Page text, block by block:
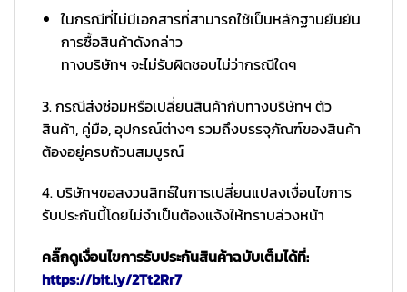
ในกรณีที่ไม่มีเอกสารที่สามารถใช้เป็นหลักฐานยืนยัน
การซื้อสินค้าดังกล่าว
ทางบริษัทฯ จะไม่รับผิดชอบไม่ว่ากรณีใดๆ
3. กรณีส่งซ่อมหรือเปลี่ยนสินค้ากับทางบริษัทฯ ตัว
สินค้า, คู่มือ, อุปกรณ์ต่างๆ รวมถึงบรรจุภัณฑ์ของสินค้า
ต้องอยู่ครบถ้วนสมบูรณ์
4. บริษัทฯขอสงวนสิทธ์ในการเปลี่ยนแปลงเงื่อนไขการ
รับประกันนี้โดยไม่จำเป็นต้องแจ้งให้ทราบล่วงหน้า
คลิ๊กดูเงื่อนไขการรับประกันสินค้าฉบับเต็มได้ที่:
https://bit.ly/2Tt2Rr7